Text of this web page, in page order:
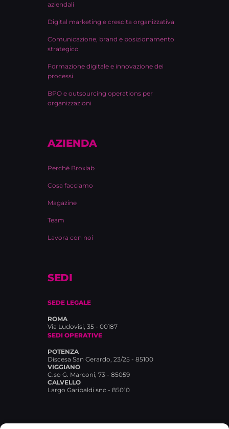
aziendali
Digital marketing e crescita organizzativa
Comunicazione, brand e posizionamento
strategico
Formazione digitale e innovazione dei
processi
BPO e outsourcing operations per
organizzazioni
AZIENDA
Perché Broxlab
Cosa facciamo
Magazine
Team
Lavora con noi
SEDI
SEDE LEGALE
ROMA
Via Ludovisi, 35 - 00187
SEDI OPERATIVE
POTENZA
Discesa San Gerardo, 23/25 - 85100
VIGGIANO
C.so G. Marconi, 73 - 85059
CALVELLO
Largo Garibaldi snc - 85010